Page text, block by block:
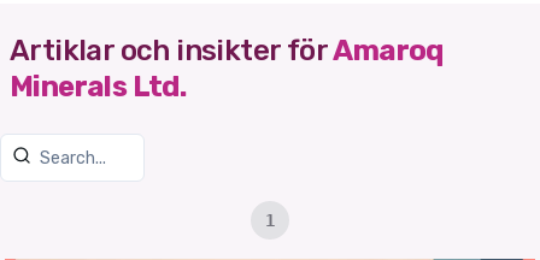
Artiklar och insikter förAmaroq
Minerals Ltd.
1